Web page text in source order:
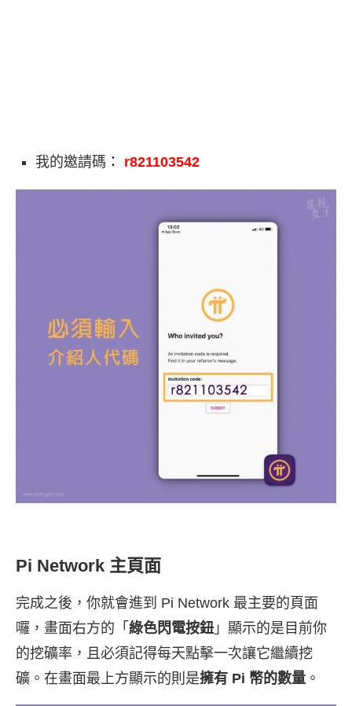
我的邀請碼 ： r821103542
Pi Network 主頁面
完成之後，你就會進到 Pi Network 最主要的頁面
囉，畫面右方的「 綠色閃電按鈕 」顯示的是目前你
的挖礦率，且必須記得每天點擊一次讓它繼續挖
礦。在畫面最上方顯示的則是擁有 Pi 幣的數量 。